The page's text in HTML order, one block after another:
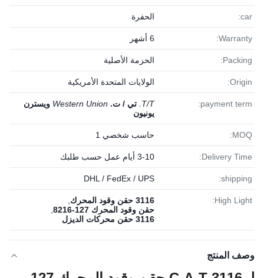
car: الحفرة
Warranty: 6 أشهر
Packing: الحزمة الأصلية
Origin: الولايات المتحدة الأمريكية
payment term:
T/T. تي / ت. Western Union ويسترن
يونيون
MOQ: حاسب شخصي 1
Delivery Time: 3-10 أيام عمل حسب طلبك
shipping:
DHL / FedEx / UPS
High Light: 3116 حقن وقود المحرك
حقن وقود المحرك 127-8216
3116 حقن محركات الديزل
وصف المنتج